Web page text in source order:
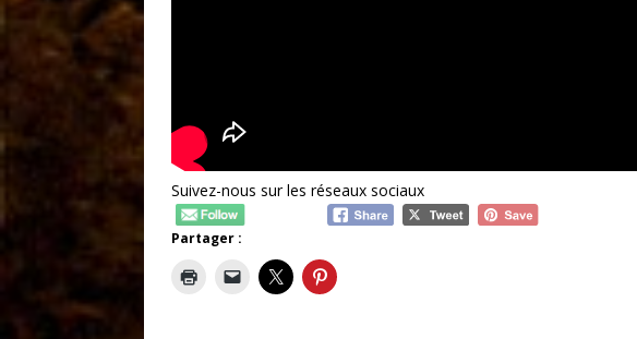
Suivez-nous sur les réseaux sociaux
Partager :